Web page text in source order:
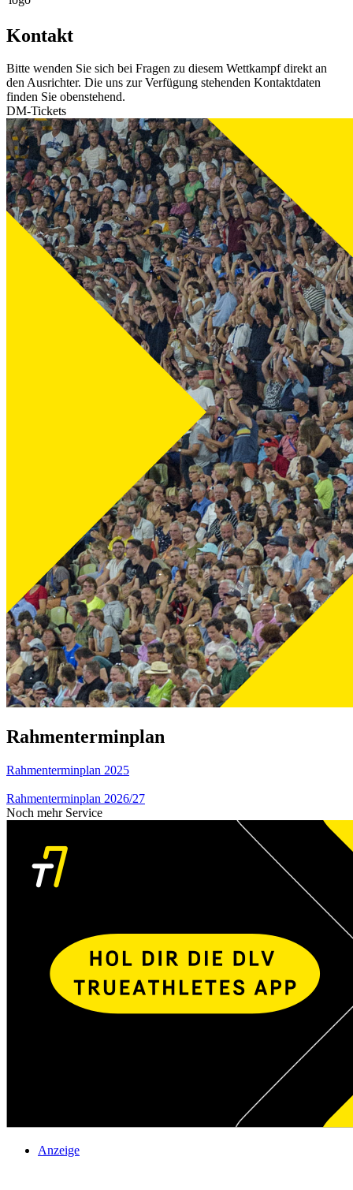
Kontakt
Bitte wenden Sie sich bei Fragen zu diesem Wettkampf direkt an
den Ausrichter. Die uns zur Verfügung stehenden Kontaktdaten
finden Sie obenstehend.
DM-Tickets
Rahmenterminplan
Rahmenterminplan 2025
Rahmenterminplan 2026/27
Noch mehr Service
Anzeige